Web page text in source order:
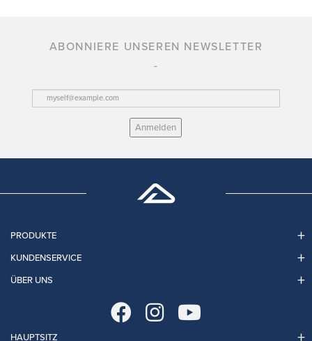
ABONNIERE UNSEREN NEWSLETTER
Anmelden
PRODUKTE
KUNDENSERVICE
ÜBER UNS
HAUPTSITZ